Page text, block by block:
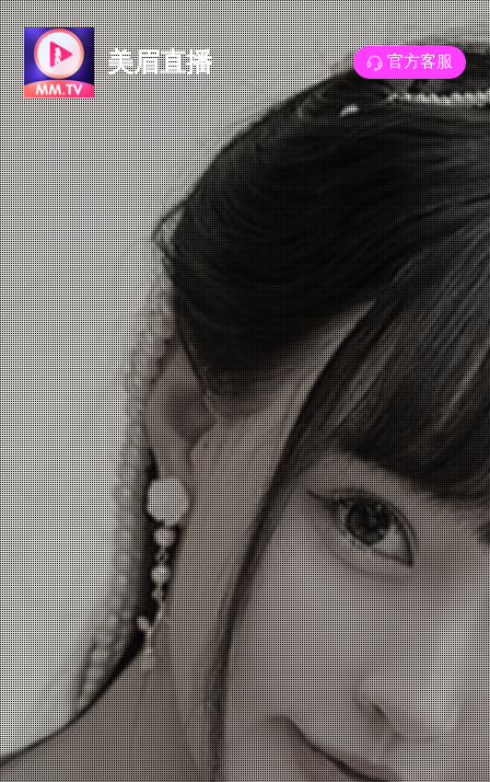
美眉直播 官方客服